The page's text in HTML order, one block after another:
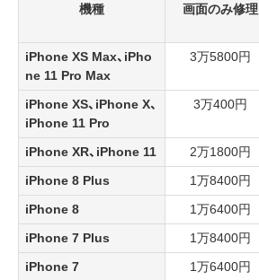
機種 画面のみ修理
iPhone XS Max、iPho
ne 11 Pro Max
3万5800円
iPhone XS、iPhone X、
iPhone 11 Pro
3万400円
iPhone XR、iPhone 11 2万1800円
iPhone 8 Plus
1万8400円
iPhone 8
1万6400円
iPhone 7 Plus
1万8400円
iPhone 7
1万6400円